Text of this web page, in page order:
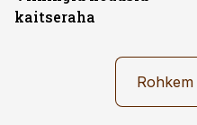
kaitseraha